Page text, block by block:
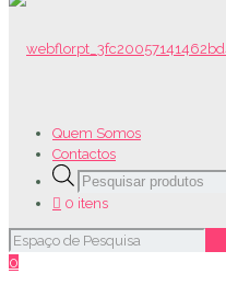
Quem Somos
Contactos
Products
search
0 itens
0